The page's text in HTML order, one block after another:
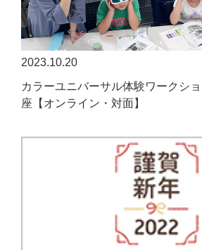
2023.10.20
カラーユニバーサル体験ワークシ
座【オンライン・対面】